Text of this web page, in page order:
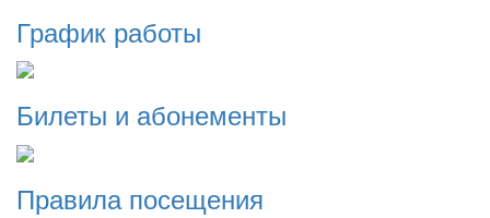
График работы
Билеты и абонементы
Правила посещения